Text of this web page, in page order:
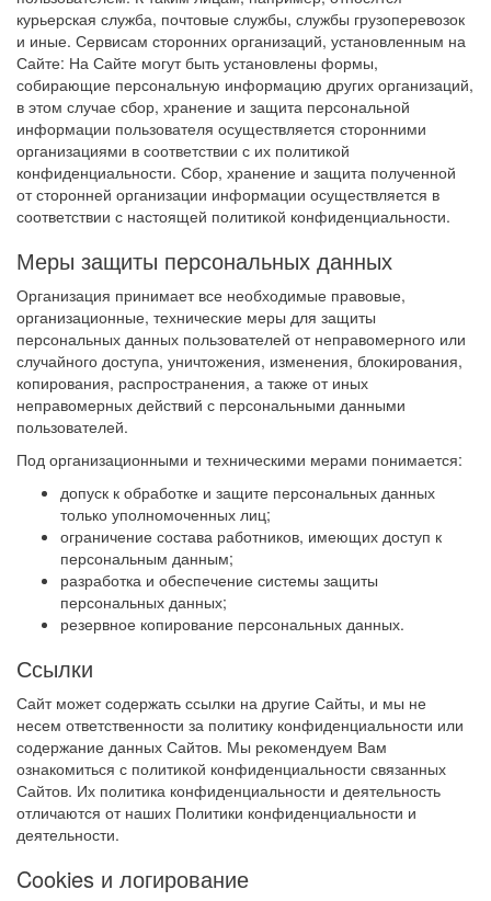
курьерская служба, почтовые службы, службы грузоперевозок
и иные. Сервисам сторонних организаций, установленным на
Сайте: На Сайте могут быть установлены формы,
собирающие персональную информацию других организаций,
в этом случае сбор, хранение и защита персональной
информации пользователя осуществляется сторонними
организациями в соответствии с их политикой
конфиденциальности. Сбор, хранение и защита полученной
от сторонней организации информации осуществляется в
соответствии с настоящей политикой конфиденциальности.
Меры защиты персональных данных
Организация принимает все необходимые правовые,
организационные, технические меры для защиты
персональных данных пользователей от неправомерного или
случайного доступа, уничтожения, изменения, блокирования,
копирования, распространения, а также от иных
неправомерных действий с персональными данными
пользователей.
Под организационными и техническими мерами понимается:
допуск к обработке и защите персональных данных
только уполномоченных лиц;
ограничение состава работников, имеющих доступ к
персональным данным;
разработка и обеспечение системы защиты
персональных данных;
резервное копирование персональных данных.
Ссылки
Сайт может содержать ссылки на другие Сайты, и мы не
несем ответственности за политику конфиденциальности или
содержание данных Сайтов. Мы рекомендуем Вам
ознакомиться с политикой конфиденциальности связанных
Сайтов. Их политика конфиденциальности и деятельность
отличаются от наших Политики конфиденциальности и
деятельности.
Cookies и логирование